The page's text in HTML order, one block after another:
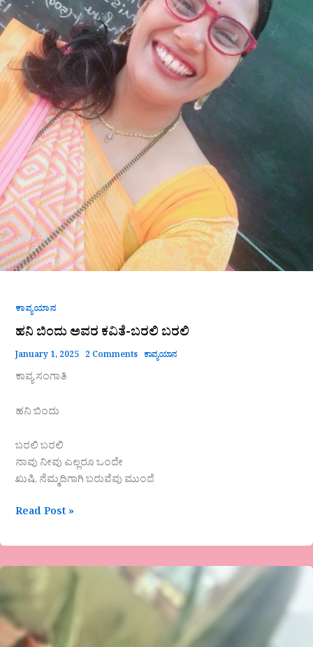
ಕಾವ್ಯಯಾನ
ಹನಿ ಬಿಂದು ಅವರ ಕವಿತೆ-ಬರಲಿ ಬರಲಿ
January 1, 2025 2 Comments ಕಾವ್ಯಯಾನ
ಕಾವ್ಯ ಸಂಗಾತಿ
ಹನಿ ಬಿಂದು
ಬರಲಿ ಬರಲಿ
ನಾವು ನೀವು ಎಲ್ಲರೂ ಒಂದೇ
ಖುಷಿ, ನೆಮ್ಮದಿಗಾಗಿ ಬರುವೆವು ಮುಂದೆ
Read Post »
ಆರಾಧ್ಯ
ಹೊಸ
ಗಜಲ್